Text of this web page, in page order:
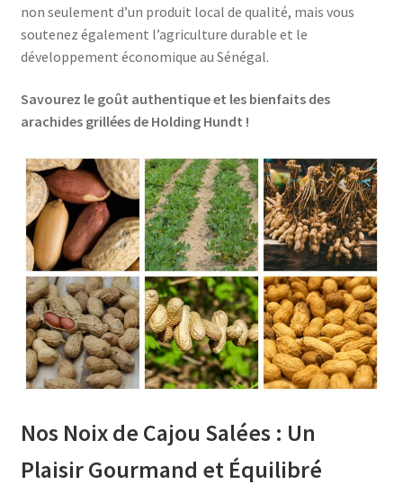
non seulement d’un produit local de qualité, mais vous
soutenez également l’agriculture durable et le
développement économique au Sénégal.
Savourez le goût authentique et les bienfaits des
arachides grillées de Holding Hundt !
Nos Noix de Cajou Salées : Un
Plaisir Gourmand et Équilibré